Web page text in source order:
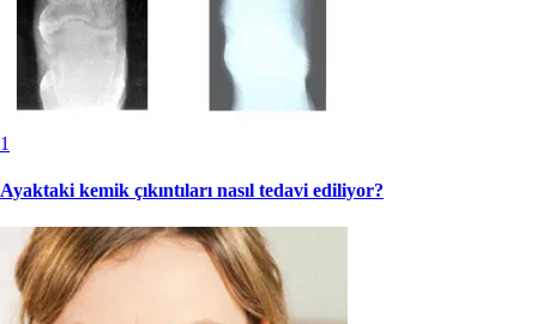
1
Ayaktaki kemik çıkıntıları nasıl tedavi ediliyor?